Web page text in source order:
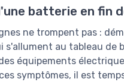
batterie en fin
ne trompent pas :
s'allument au tableau de
équipements
symptômes, il est